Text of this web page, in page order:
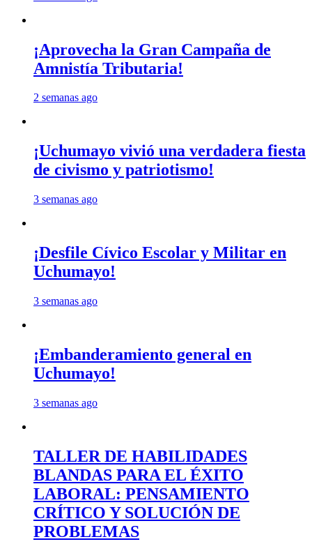
¡Aprovecha la Gran Campaña de
Amnistía Tributaria!
2 semanas ago
¡Uchumayo vivió una verdadera fiesta
de civismo y patriotismo!
3 semanas ago
¡Desfile Cívico Escolar y Militar en
Uchumayo!
3 semanas ago
¡Embanderamiento general en
Uchumayo!
3 semanas ago
TALLER DE HABILIDADES
BLANDAS PARA EL ÉXITO
LABORAL: PENSAMIENTO
CRÍTICO Y SOLUCIÓN DE
PROBLEMAS